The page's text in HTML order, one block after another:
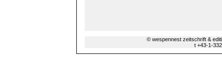
© wespennest zeitschrift &
t +43-1-